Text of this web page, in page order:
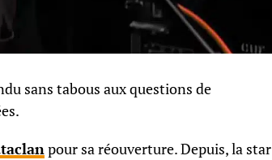
sans tabous aux questions de
pour sa réouverture. Depuis, la star